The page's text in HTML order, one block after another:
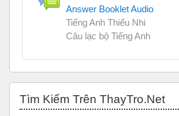
Answer Booklet Audio
Tiếng Anh Thiếu Nhi
Câu lạc bộ Tiếng Anh
Tìm Kiếm Trên ThayTro.Net